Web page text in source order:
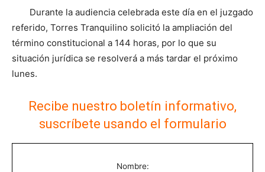
Durante la audiencia celebrada este día en el juzgado
referido, Torres Tranquilino solicitó la ampliación del
término constitucional a 144 horas, por lo que su
situación jurídica se resolverá a más tardar el próximo
lunes.
Recibe nuestro boletín informativo,
suscríbete usando el formulario
Nombre: